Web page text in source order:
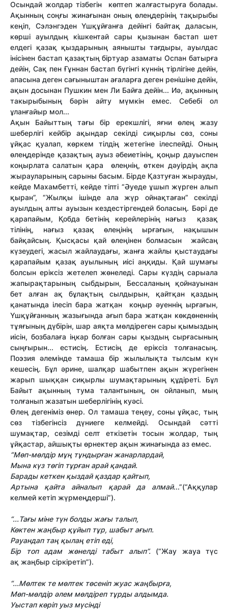
Осындай жолдар тізбегін көптеп жалғастыруға болады.
Ақынның соңғы жинағынан оның өлеңдерінің тақырыбы
кеңіп, Сэлэнгэден Үшқұйғанға дейінгі байтақ даласын,
көрші ауылдың кішкентай сары қызынан бастап шет
елдегі қазақ қыздарының аянышты тағдыры, ауылдас
інісінен бастап қазақтың біртуар азаматы Оспан батырға
дейін, Сақ пен Ғұннан бастап бүгінгі күннің тірлігіне дейін,
апасына деген сағыныштан ағаларға деген ренішіне дейін,
ақын досынан Пушкин мен Ли Байға дейін... Иә, ақынның
такырыбының бәрін айту мүмкін емес. Себебі ол
ұланғайыр мол...
Ақын Байыттың тағы бір ерекшлігі, яғни өлең жазу
шеберлігі кейбір ақындар секілді сиқырлы сөз, соны
ұйқас қуалап, көркем тілдің жетегіне ілеспейді. Оның
өлеңдерінде қазақтың ауыз әбеиетінің, қоңыр дауыспен
коңырлата салатын қара өлеңнің, өткен дәуірдің ақпа
жырауларының сарыны басым. Бірде Қазтуған жырауды,
кейде Махамбетті, кейде тіпті “Әуеде ұшып жүрген алып
қыран”, “Жылқы ішінде ала жүр ойнақтаған” секілді
ауылдың алты ауызын кездестіргендей боласың. Бәрі де
қарапайым, Қобда бетінің керейлерінің нағыз қазақ
тілінің, нағыз қазақ өлеңінің ырғағын, нақышын
байқайсың. Қысқасы қай өлеңінен болмасын жайсаң
күзеудегі, жасыл жайлаудағы, жанға жайлы қыстаудағы
қарапайым қазақ ауылының иісі аңқиды. Қай шумағы
болсын еріксіз жетелеп жөнеледі. Сары күздің сарыала
жапырақтарының сыбдырын, Бессаланың қойнауынан
бет алған ақ бұлақтың сылдырын, қайтқан қаздың
қанатында ілесіп бара жатқан коңыр әуеннің ырғағын,
Үшқұйғанның жазығында ағып бара жатқан көкдөненнің
тұяғының дүбірін, шар аяқта мөлдіреген сары қымыздың
иісін, бозбалаға іңкар болған сары қыздың сырғасының
сыңғырын... естисің. Естисің де еріксіз толғанасың.
Поэзия әлемінде тамаша бір жылылықта тылсым күн
кешесің. Бұл әрине, шалқар шабытпен ақын жүрегінен
жарып шыққан сиқырлы шумақтарының құдіреті. Бұл
Байыт ақынның тума талантының, он ойланып, мың
толғанып жазатын шеберлігінің куәсі.
Өлең дегеніміз өнер. Ол тамаша теңеу, соны ұйқас, тың
сөз тізбегінсіз дүниеге келмейді. Осындай сәтті
шумақтар, сезімді селт еткізетін тосын жолдар, тың
ұйқастар, айшықты өрнектер ақын жинағында аз емес.
“Мөп-мөлдір мұң тұндырған жанарлардай,
Мына күз төгіп тұрған арайқандай.
Барады кеткен қыздай қаздар қайтып,
Артына қайта айналып қарай да алмай...”(“Аққулар
келмей кетіп жүрмеңдерші”).
“...Тағы міне түн болды жағы талып,
Көктен жаңбыр құйып тұр, шабыт ағып.
Рауандап таң қылаң етіп еді,
Бір топ адам жөнелдітабыт алып”. (“Жау жауа түс
ақ жаңбыр сіркіретіп”).
“...Мөлтек те мөлтек төсеніп жуас жаңбырға,
Мөп-мөлдір әлем мөлдіреп тұрды алдымда.
Уыстап көріп уыз мүсінді